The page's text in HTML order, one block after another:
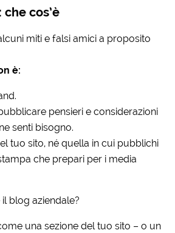
cos’è
miti e falsi amici a proposito
è:
pensieri e considerazioni
senti bisogno.
tuo sito, né quella in cui pubblichi
che prepari per i media
il blog aziendale?
una sezione del tuo sito – o un